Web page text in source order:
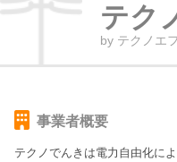
テク
by テクノエ
事業者概要
テクノでんき は電力自由化に